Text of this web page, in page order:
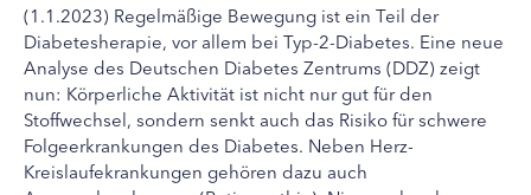
(1.1.2023) Regelmäßige Bewegung ist ein Teil der
Diabetesherapie, vor allem bei Typ-2-Diabetes. Eine neue
Analyse des Deutschen Diabetes Zentrums (DDZ) zeigt
nun: Körperliche Aktivität ist nicht nur gut für den
Stoffwechsel, sondern senkt auch das Risiko für schwere
Folgeerkrankungen des Diabetes. Neben Herz-
Kreislaufekrankungen gehören dazu auch